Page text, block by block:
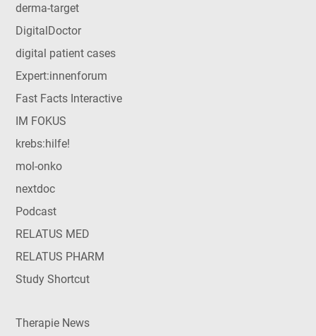
derma-target
DigitalDoctor
digital patient cases
Expert:innenforum
Fast Facts Interactive
IM FOKUS
krebs:hilfe!
mol-onko
nextdoc
Podcast
RELATUS MED
RELATUS PHARM
Study Shortcut
Therapie News